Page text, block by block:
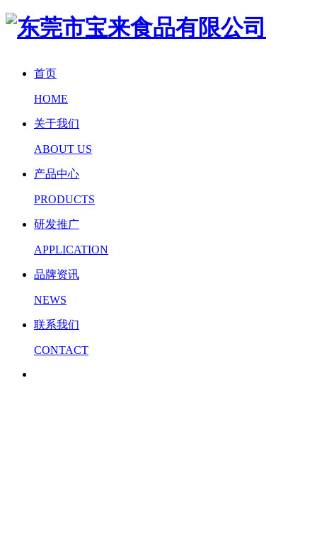
首页
HOME
关于我们
ABOUT US
产品中心
PRODUCTS
研发推广
APPLICATION
品牌资讯
NEWS
联系我们
CONTACT